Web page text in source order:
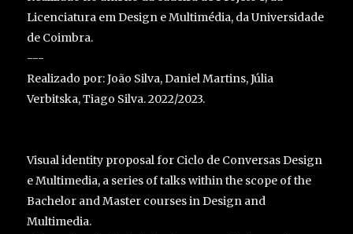
Licenciatura em Design e Multimédia, da Universidade
de Coimbra.
---
Realizado por: João Silva, Daniel Martins, Júlia
Verbitska, Tiago Silva. 2022/2023.
Visual identity proposal for Ciclo de Conversas Design
e Multimedia, a series of talks within the scope of the
Bachelor and Master courses in Design and
Multimedia.